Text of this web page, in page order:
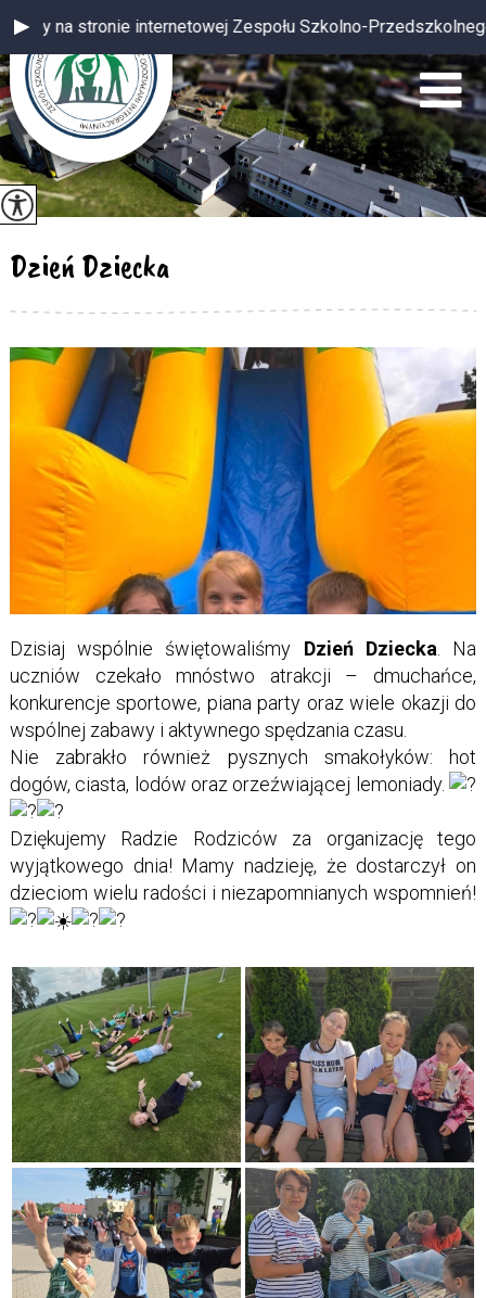
Zespołu Szkolno-Przedszkolnego z oddziałami
Dzień Dziecka
Dzisiaj wspólnie świętowaliśmy Dzień Dziecka. Na
uczniów czekało mnóstwo atrakcji – dmuchańce,
konkurencje sportowe, piana party oraz wiele okazji do
wspólnej zabawy i aktywnego spędzania czasu.
Nie zabrakło również pysznych smakołyków: hot
dogów, ciasta, lodów oraz orzeźwiającej lemoniady.
Dziękujemy Radzie Rodziców za organizację tego
wyjątkowego dnia! Mamy nadzieję, że dostarczył on
dzieciom wielu radości i niezapomnianych wspomnień!